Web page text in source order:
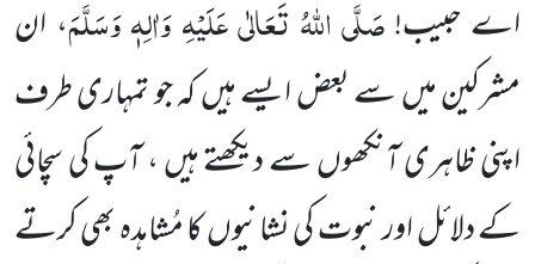
اے حبیب!صَلَّی اللہُ تَعَالٰی عَلَیْہِ وَاٰلِہٖ وَسَلَّمَ، ان
مشرکین میں سے بعض ایسے ہیں کہ جو تمہاری طرف
اپنی ظاہری آنکھوں سے دیکھتے ہیں ، آپ کی سچائی
کے دلائل اور نبوت کی نشانیوں کا مُشاہدہ بھی کرتے